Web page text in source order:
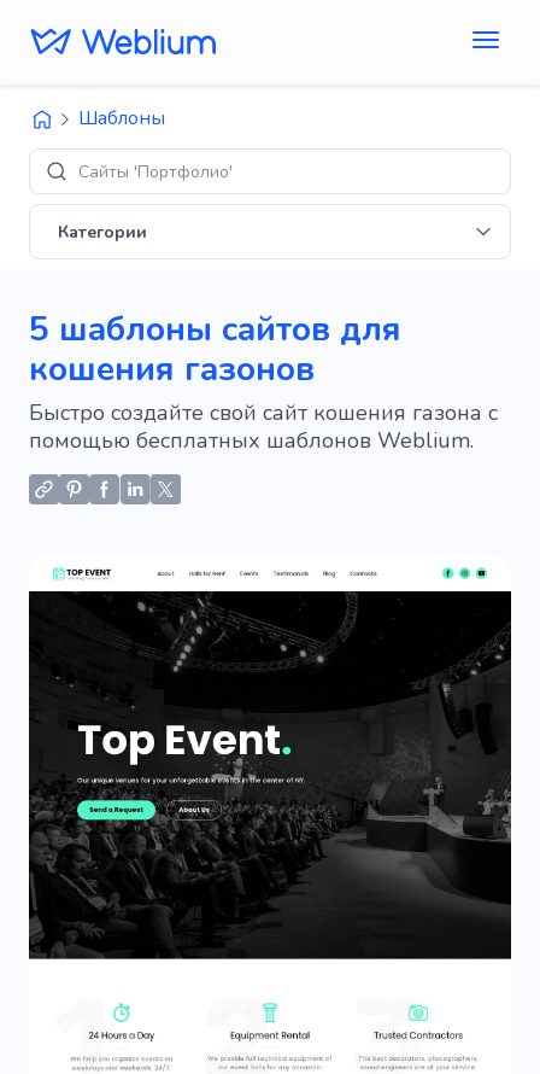
Шаблоны
Сайты 'Портфолио'
Категории
5 шаблоны сайтов для
кошения газонов
Быстро создайте свой сайт кошения газона с
помощью бесплатных шаблонов Weblium.